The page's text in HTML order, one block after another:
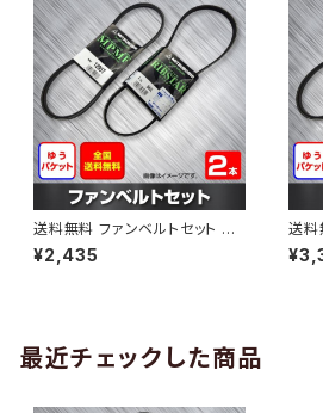
送料無料 ファンベルトセット 日
産 モコ 型式MG21S H15.05～
（国内トップメーカー） 2本セット
¥2,435
送料
産
最近チェックした商品